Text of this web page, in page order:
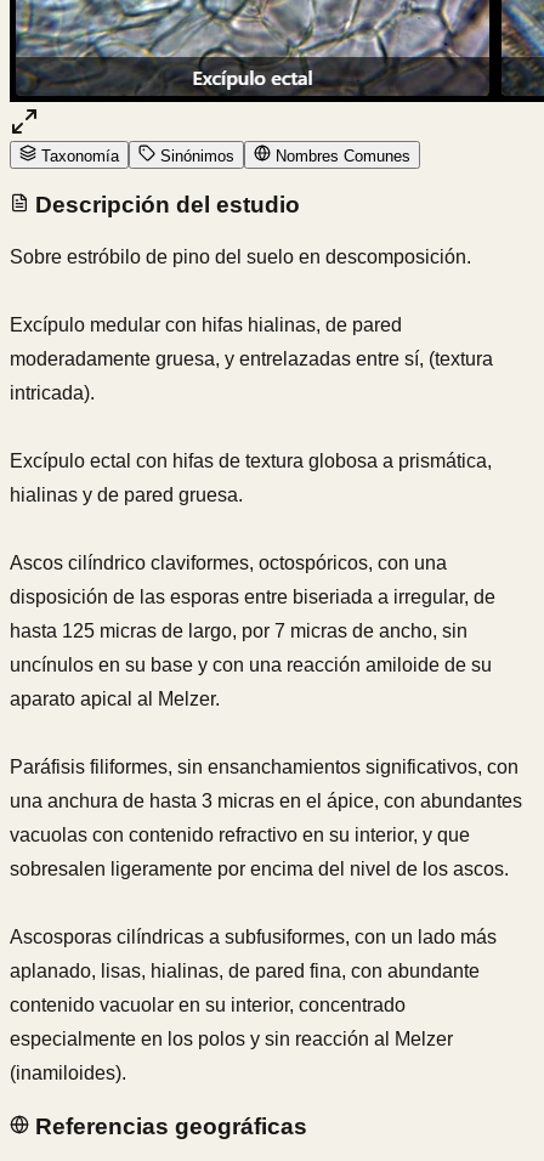
Taxonomía Sinónimos Nombres Comunes
Descripción del estudio
Sobre estróbilo de pino del suelo en descomposición.
Excípulo medular con hifas hialinas, de pared
moderadamente gruesa, y entrelazadas entre sí, (textura
intricada).
Excípulo ectal con hifas de textura globosa a prismática,
hialinas y de pared gruesa.
Ascos cilíndrico claviformes, octospóricos, con una
disposición de las esporas entre biseriada a irregular, de
hasta 125 micras de largo, por 7 micras de ancho, sin
uncínulos en su base y con una reacción amiloide de su
aparato apical al Melzer.
Paráfisis filiformes, sin ensanchamientos significativos, con
una anchura de hasta 3 micras en el ápice, con abundantes
vacuolas con contenido refractivo en su interior, y que
sobresalen ligeramente por encima del nivel de los ascos.
Ascosporas cilíndricas a subfusiformes, con un lado más
aplanado, lisas, hialinas, de pared fina, con abundante
contenido vacuolar en su interior, concentrado
especialmente en los polos y sin reacción al Melzer
(inamiloides).
Referencias geográficas